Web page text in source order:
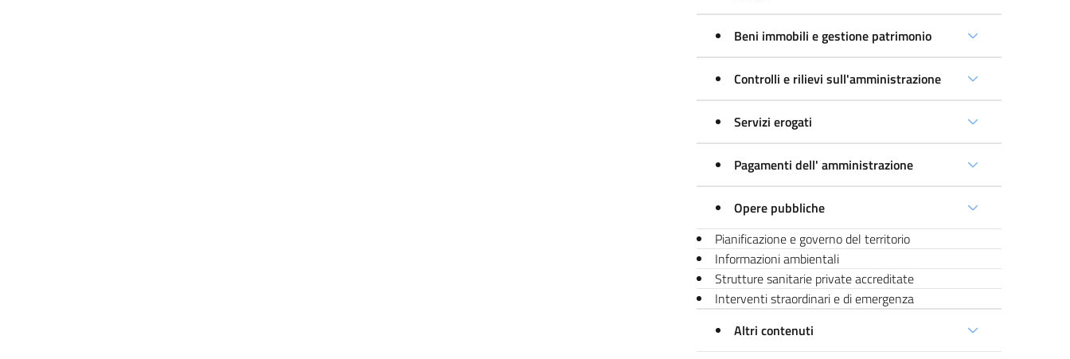
Beni immobili e gestione patrimonio
Controlli e rilievi sull'amministrazione
Servizi erogati
Pagamenti dell' amministrazione
Opere pubbliche
Pianificazione e governo del territorio
Informazioni ambientali
Strutture sanitarie private accreditate
Interventi straordinari e di emergenza
Altri contenuti